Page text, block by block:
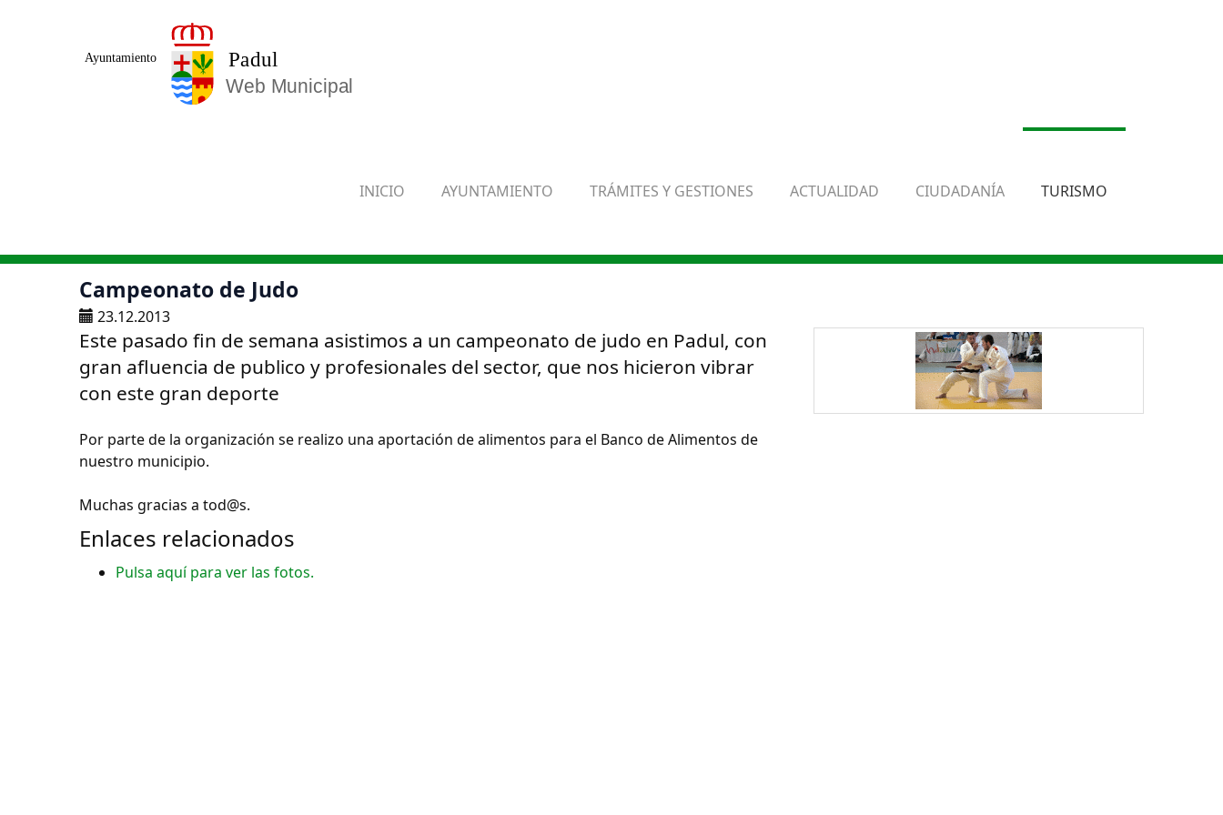
INICIO AYUNTAMIENTO TRÁMITES Y GESTIONES ACTUALIDAD CIUDADANÍA TURISMO
Campeonato de Judo
23.12.2013
Este pasado fin de semana asistimos a un campeonato de judo en Padul, con
gran afluencia de publico y profesionales del sector, que nos hicieron vibrar
con este gran deporte
Por parte de la organización se realizo una aportación de alimentos para el Banco de Alimentos de
nuestro municipio.
Muchas gracias a tod@s.
Enlaces relacionados
Pulsa aquí para ver las fotos.